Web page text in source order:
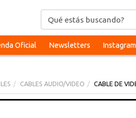
Oficial Newsletters Instagram
CABLES AUDIO/VIDEO CABLE DE